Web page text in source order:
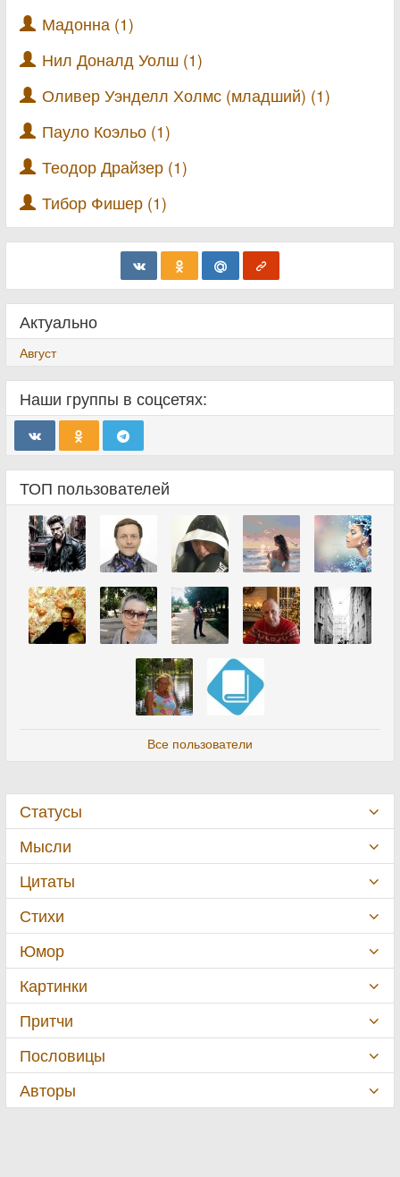
Мадонна (1)
Нил Доналд Уолш (1)
Оливер Уэнделл Холмс (младший) (1)
Пауло Коэльо (1)
Теодор Драйзер (1)
Тибор Фишер (1)
Актуально
Август
Наши группы в соцсетях:
ТОП пользователей
Все пользователи
Статусы
Мысли
Цитаты
Стихи
Юмор
Картинки
Притчи
Пословицы
Авторы